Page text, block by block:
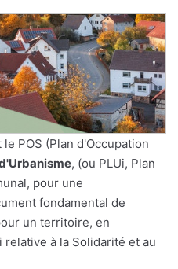
POS (Plan d'Occupation
, (ou PLUi, Plan
pour une
fondamental de
un territoire, en
à la Solidarité et au